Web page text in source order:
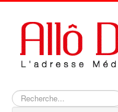
Rechercher